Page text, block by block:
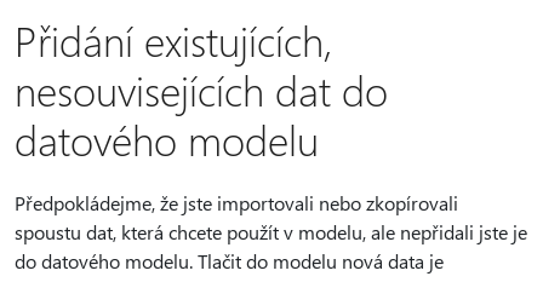
Přidání existujících,
nesouvisejících dat do
datového modelu
Předpokládejme, že jste importovali nebo zkopírovali
spoustu dat, která chcete použít v modelu, ale nepřidali jste je
do datového modelu. Tlačit do modelu nová data je